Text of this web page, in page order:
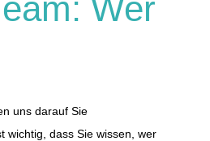
Wer
uns darauf Sie
wichtig, dass Sie wissen, wer